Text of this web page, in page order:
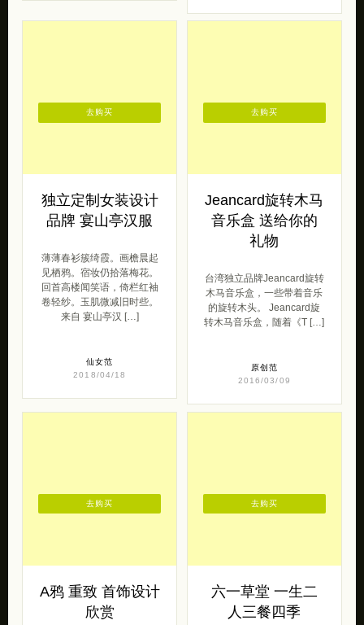
独立定制女装设计
品牌 宴山亭汉服
薄薄春衫簇绮霞。画檐晨起
见栖鸦。宿妆仍拾落梅花。
回首高楼闻笑语，倚栏红袖
卷轻纱。玉肌微减旧时些。
来自 宴山亭汉 […]
仙女范
2018/04/18
去购买
Jeancard旋转木马
音乐盒 送给你的
礼物
台湾独立品牌Jeancard旋转
木马音乐盒，一些带着音乐
的旋转木头。 Jeancard旋
转木马音乐盒，随着《T […]
原创范
2016/03/09
去购买
A鸦 重致 首饰设计
欣赏
去购买
六一草堂 一生二
人三餐四季
去购买